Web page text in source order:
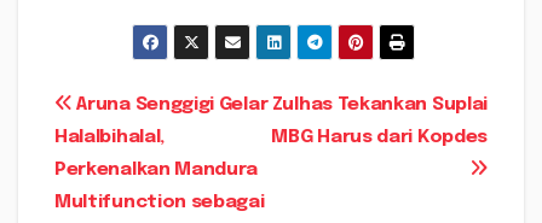
Navigasi
pos
Zulhas Tekankan Suplai
MBG Harus dari Kopdes
Aruna Senggigi Gelar
Halalbihalal,
Perkenalkan Mandura
Multifunction sebagai